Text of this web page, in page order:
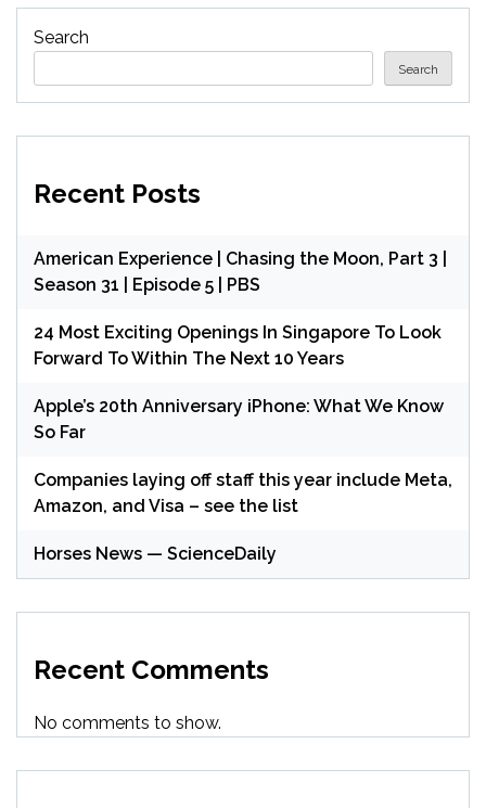
Search
Search
Recent Posts
American Experience | Chasing the Moon, Part 3 |
Season 31 | Episode 5 | PBS
24 Most Exciting Openings In Singapore To Look
Forward To Within The Next 10 Years
Apple’s 20th Anniversary iPhone: What We Know
So Far
Companies laying off staff this year include Meta,
Amazon, and Visa – see the list
Horses News — ScienceDaily
Recent Comments
No comments to show.